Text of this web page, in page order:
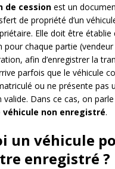
de cession est un
de propriété d’un
Elle doit être établie
pour chaque partie
afin d’enregistrer la
parfois que le véhicule
ou ne présente pas
Dans ce cas, on
véhicule non enregistré.
un véhicule
enregistré ?